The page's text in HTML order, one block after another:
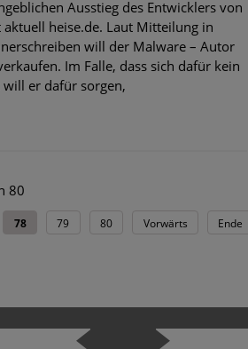
Ausstieg des Entwicklers von
aktuell heise.de. Laut Mitteilung in
will der Malware – Autor
Im Falle, dass sich dafür kein
er dafür sorgen,
80
78 79 80 Vorwärts Ende